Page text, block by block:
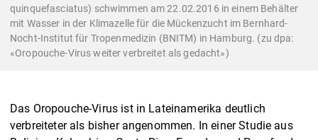
quinquefasciatus) schwimmen am 22.02.2016 in einem Behälter
mit Wasser in der Klimazelle für die Mückenzucht im Bernhard-
Nocht-Institut für Tropenmedizin (BNITM) in Hamburg. (zu dpa:
«Oropouche-Virus weiter verbreitet als gedacht»)
Das Oropouche-Virus ist in Lateinamerika deutlich
verbreiteter als bisher angenommen. In einer Studie aus